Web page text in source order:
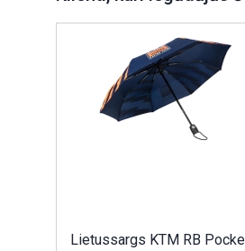
Lietussargs KTM RB